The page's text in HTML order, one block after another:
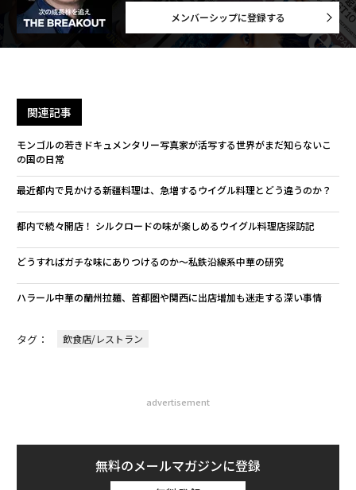
メンバーシップに登録する
関連記事
モンゴルの若きドキュメンタリー写真家が活写する世界がまだ知らないこ
の国の日常
最近都内で見かける新疆料理は、急増するウイグル料理とどう違うのか？
都内で続々開店！ シルクロードの味が楽しめるウイグル料理店探訪記
どうすればガチな味にありつけるのか～私鉄沿線系中華の研究
ハラール中華の蘭州拉麺、首都圏や関西に出店増加も迷走する深い事情
タグ： 飲食店/レストラン
advertisement
無料のメールマガジンに登録